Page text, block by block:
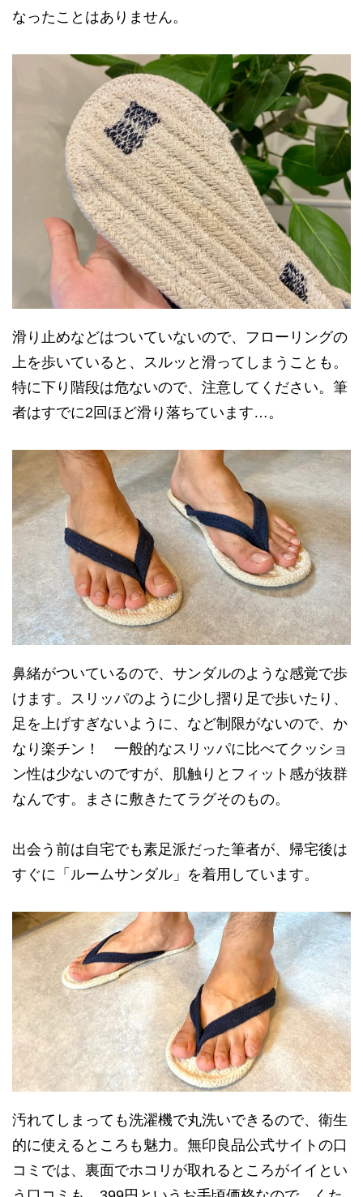
なったことはありません。
滑り止めなどはついていないので、フローリングの
上を歩いていると、スルッと滑ってしまうことも。
特に下り階段は危ないので、注意してください。筆
者はすでに2回ほど滑り落ちています…。
鼻緒がついているので、サンダルのような感覚で歩
けます。スリッパのように少し摺り足で歩いたり、
足を上げすぎないように、など制限がないので、か
なり楽チン！ 一般的なスリッパに比べてクッショ
ン性は少ないのですが、肌触りとフィット感が抜群
なんです。まさに敷きたてラグそのもの。
出会う前は自宅でも素足派だった筆者が、帰宅後は
すぐに「ルームサンダル」を着用しています。
汚れてしまっても洗濯機で丸洗いできるので、衛生
的に使えるところも魅力。無印良品公式サイトの口
コミでは、裏面でホコリが取れるところがイイとい